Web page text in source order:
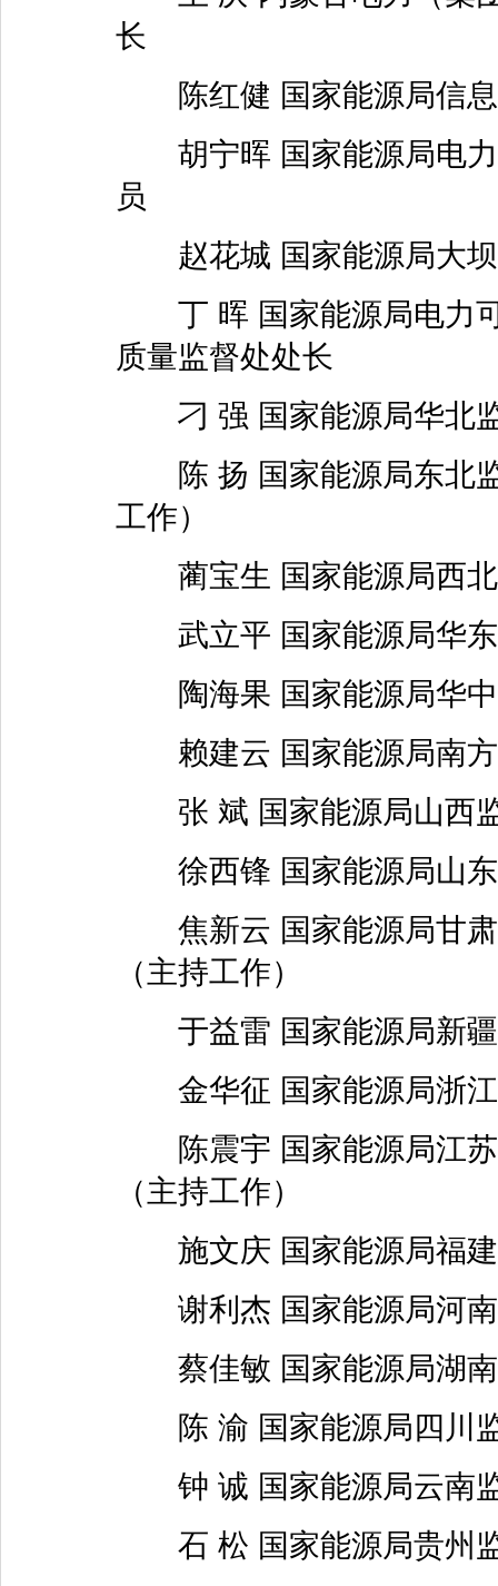
长
陈红健 国家能源局信息
胡宁晖 国家能源局电力
员
赵花城 国家能源局大坝
丁 晖 国家能源局电力可
质量监督处处长
刁 强 国家能源局华北
陈 扬 国家能源局东北监
工作）
蔺宝生 国家能源局西北
武立平 国家能源局华东
陶海果 国家能源局华中
赖建云 国家能源局南方
张 斌 国家能源局山西监
徐西锋 国家能源局山东
焦新云 国家能源局甘肃
（主持工作）
于益雷 国家能源局新疆
金华征 国家能源局浙江
陈震宇 国家能源局江苏
（主持工作）
施文庆 国家能源局福建
谢利杰 国家能源局河南
蔡佳敏 国家能源局湖南
陈 渝 国家能源局四川监
钟 诚 国家能源局云南监
石 松 国家能源局贵州监